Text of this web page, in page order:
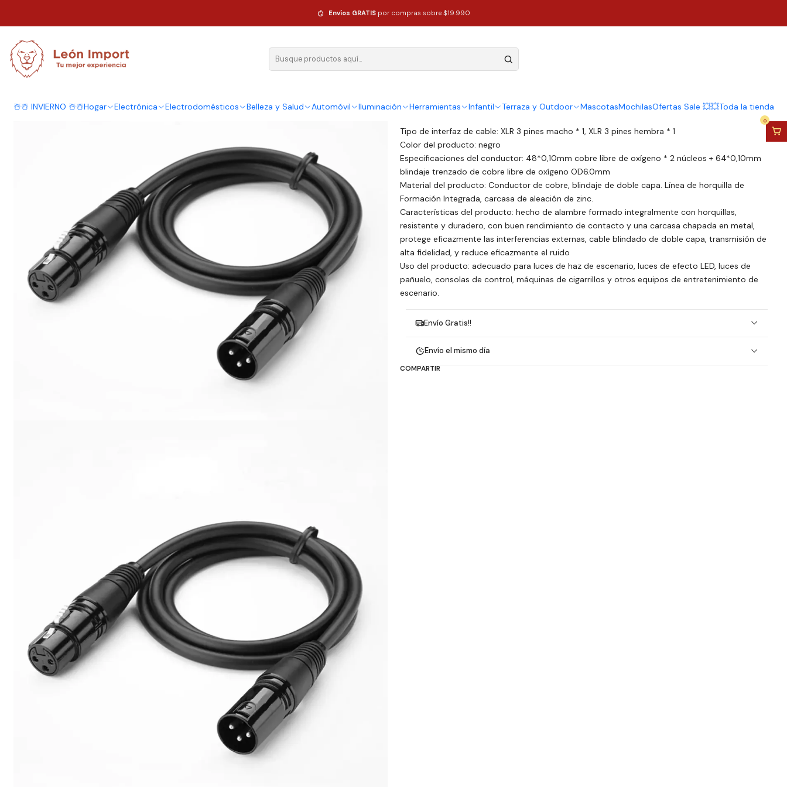
☃️☃️ INVIERNO ☃️☃️Hogar Electrónica Electrodomésticos Belleza y Salud Automóvil Iluminación Herramientas Infantil Terraza y Outdoor MascotasMochilasOfertas Sale 💥💥Toda la tienda
0
Envíos GRATIS por compras sobre $19.990
| Cable de Señal DMX de 2M
DESCRIPCIÓN
Tipo de interfaz de cable: XLR 3 pines macho * 1, XLR 3 pines hembra * 1
Color del producto: negro
Especificaciones del conductor: 48*0,10mm cobre libre de oxígeno * 2 núcleos + 64*0,10mm
blindaje trenzado de cobre libre de oxígeno OD6.0mm
Material del producto: Conductor de cobre, blindaje de doble capa. Línea de horquilla de
Formación Integrada, carcasa de aleación de zinc.
Características del producto: hecho de alambre formado integralmente con horquillas,
resistente y duradero, con buen rendimiento de contacto y una carcasa chapada en metal,
protege eficazmente las interferencias externas, cable blindado de doble capa, transmisión de
alta fidelidad, y reduce eficazmente el ruido
Uso del producto: adecuado para luces de haz de escenario, luces de efecto LED, luces de
pañuelo, consolas de control, máquinas de cigarrillos y otros equipos de entretenimiento de
escenario.
Envío Gratis!!
Envío el mismo día
COMPARTIR